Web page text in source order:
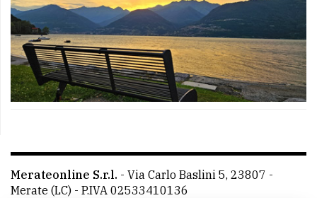
Merateonline S.r.l. - Via Carlo Baslini 5, 23807 -
Merate (LC) - P.IVA 02533410136